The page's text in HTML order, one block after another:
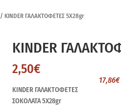
/ KINDER ΓΑΛΑΚΤΟΦΕΤΕΣ 5X28gr
KINDER
2,50€
17,86€
KINDER ΓΑΛΑΚΤΟΦΕΤΕΣ
ΣΟΚΟΛΑΤΑ 5X28gr